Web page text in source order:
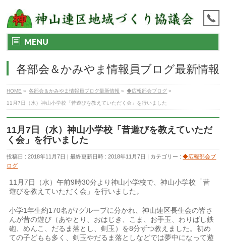
MENU
各部会＆かみやま情報員ブログ最新情報
HOME » 各部会＆かみやま情報員ブログ最新情報 » ◆広報部会ブログ »
11月7日（水）神山小学校「昔遊びを教えていただく会」を行いました
11月7日（水）神山小学校「昔遊びを教えていただ
く会」を行いました
投稿日 : 2018年11月7日 最終更新日時 : 2018年11月7日 カテゴリー :◆広報部会ブ
ログ
11月7日（水）午前9時30分より神山小学校で、神山小学校「昔
遊びを教えていただく会」を行いました。
小学1年生約170名が7グループに分かれ、神山連区長生会の皆さ
んが昔の遊び（あやとり、おはじき、こま、お手玉、わりばし鉄
砲、めんこ、だるま落とし、剣玉）を8分ずつ教えました。初め
ての子どもも多く、剣玉やだるま落としなどでは夢中になって遊